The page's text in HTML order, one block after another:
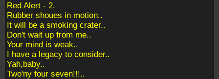
Red Alert - 2.
Rubber shoues in motion..
It will be a smoking crater..
Don't wait up from me..
Your mind is weak..
I have a legacy to consider..
Yah,baby..
Two'ny four seven!!!..